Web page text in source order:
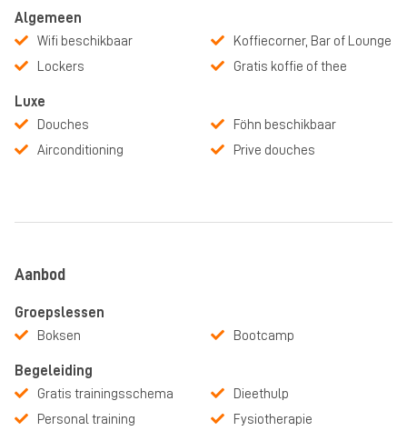
Algemeen
Wifi beschikbaar
Lockers
Koffiecorner, Bar of Lounge
Gratis koffie of thee
Luxe
Douches
Airconditioning
Föhn beschikbaar
Prive douches
Aanbod
Groepslessen
Boksen Bootcamp
Begeleiding
Gratis trainingsschema
Personal training
Dieethulp
Fysiotherapie